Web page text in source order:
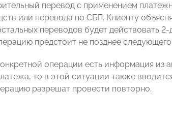
перевод с применением
или перевода по СБП. Клиенту
переводов будет действовать
предстоит не позднее следующего
операции есть информация из
то в этой ситуации также
разрешат провести повторно.